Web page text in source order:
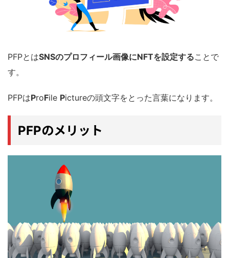
PFPとはSNSのプロフィール画像にNFTを設定することで
す。
PFPはProFile Pictureの頭文字をとった言葉になります。
PFPのメリット